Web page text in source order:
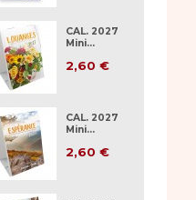
CAL. 2027
Mini...
2,60 €
CAL. 2027
Mini...
2,60 €